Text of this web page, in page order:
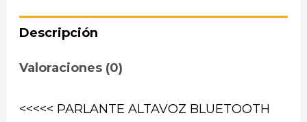
Descripción
Valoraciones (0)
<<<<< PARLANTE ALTAVOZ BLUETOOTH